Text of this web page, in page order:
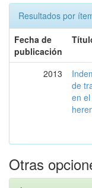
Resultados por
Fecha de
publicación
2013
de
en
Otras